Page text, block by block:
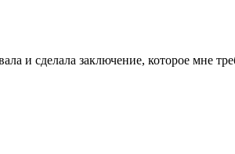
и сделала заключение, которое мне